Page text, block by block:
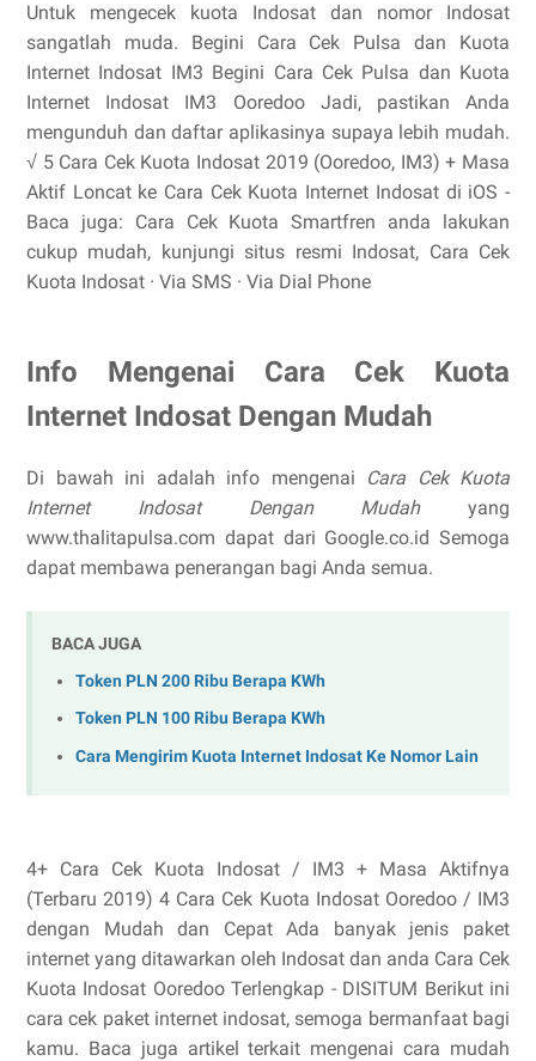
Untuk mengecek kuota Indosat dan nomor Indosat
sangatlah muda. Begini Cara Cek Pulsa dan Kuota
Internet Indosat IM3 Begini Cara Cek Pulsa dan Kuota
Internet Indosat IM3 Ooredoo Jadi, pastikan Anda
mengunduh dan daftar aplikasinya supaya lebih mudah.
√ 5 Cara Cek Kuota Indosat 2019 (Ooredoo, IM3) + Masa
Aktif Loncat ke Cara Cek Kuota Internet Indosat di iOS -
Baca juga: Cara Cek Kuota Smartfren anda lakukan
cukup mudah, kunjungi situs resmi Indosat, ‎Cara Cek
Kuota Indosat · ‎Via SMS · ‎Via Dial Phone
Info Mengenai Cara Cek Kuota
Internet Indosat Dengan Mudah
Di bawah ini adalah info mengenai
Cara Cek Kuota
Internet Indosat Dengan Mudah yang
www.thalitapulsa.com dapat dari Google.co.id Semoga
dapat membawa penerangan bagi Anda semua.
BACA JUGA
Token PLN 200 Ribu Berapa KWh
Token PLN 100 Ribu Berapa KWh
Cara Mengirim Kuota Internet Indosat Ke Nomor Lain
4+ Cara Cek Kuota Indosat / IM3 + Masa Aktifnya
(Terbaru 2019) 4 Cara Cek Kuota Indosat Ooredoo / IM3
dengan Mudah dan Cepat Ada banyak jenis paket
internet yang ditawarkan oleh Indosat dan anda Cara Cek
Kuota Indosat Ooredoo Terlengkap - DISITUM Berikut ini
cara cek paket internet indosat, semoga bermanfaat bagi
kamu. Baca juga artikel terkait mengenai cara mudah